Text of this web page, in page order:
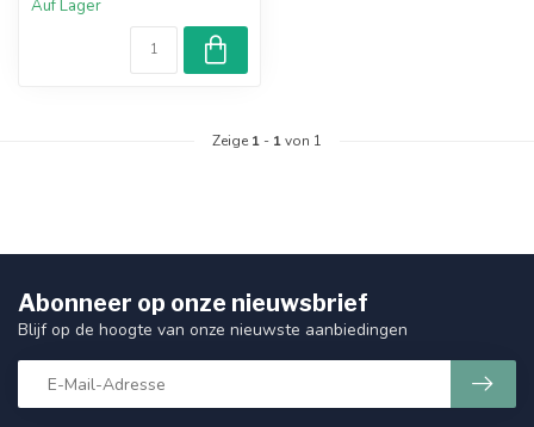
Auf Lager
Zeige 1 - 1von 1
Abonneer op onze nieuwsbrief
Blijf op de hoogte van onze nieuwste aanbiedingen